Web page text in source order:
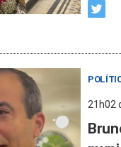
21h02